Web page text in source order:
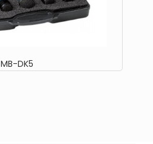
MB-DK5